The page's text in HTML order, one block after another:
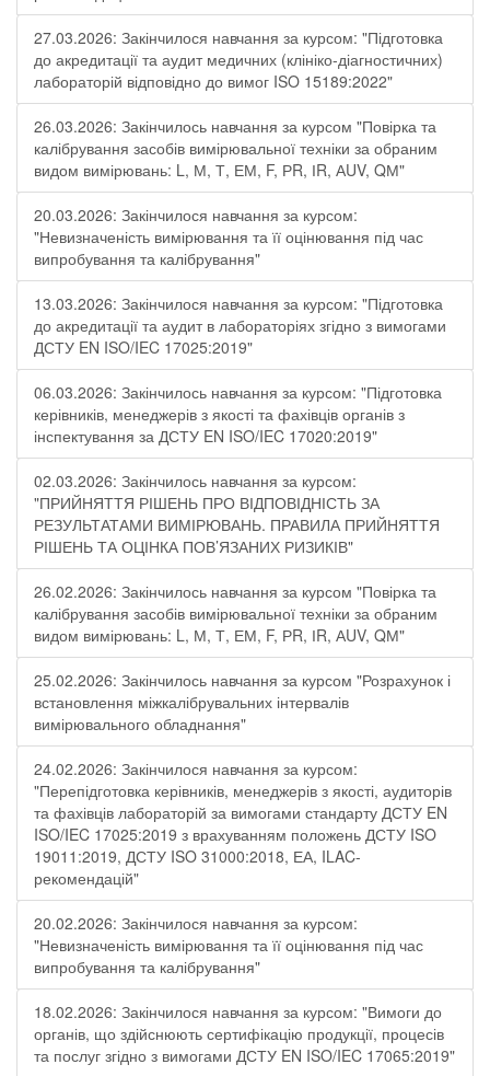
27.03.2026: Закінчилося навчання за курсом: "Підготовка
до акредитації та аудит медичних (клініко-діагностичних)
лабораторій відповідно до вимог ISO 15189:2022"
26.03.2026: Закінчилось навчання за курсом "Повірка та
калібрування засобів вимірювальної техніки за обраним
видом вимірювань: L, М, Т, ЕМ, F, РR, ІR, АUV, QМ"
20.03.2026: Закінчилося навчання за курсом:
"Невизначеність вимірювання та її оцінювання під час
випробування та калібрування"
13.03.2026: Закінчилося навчання за курсом: "Підготовка
до акредитації та аудит в лабораторіях згідно з вимогами
ДСТУ EN ISO/IEC 17025:2019"
06.03.2026: Закінчилось навчання за курсом: "Підготовка
керівників, менеджерів з якості та фахівців органів з
інспектування за ДСТУ EN ISO/IEC 17020:2019"
02.03.2026: Закінчилось навчання за курсом:
"ПРИЙНЯТТЯ РІШЕНЬ ПРО ВІДПОВІДНІСТЬ ЗА
РЕЗУЛЬТАТАМИ ВИМІРЮВАНЬ. ПРАВИЛА ПРИЙНЯТТЯ
РІШЕНЬ ТА ОЦІНКА ПОВ’ЯЗАНИХ РИЗИКІВ"
26.02.2026: Закінчилось навчання за курсом "Повірка та
калібрування засобів вимірювальної техніки за обраним
видом вимірювань: L, М, Т, ЕМ, F, РR, ІR, АUV, QМ"
25.02.2026: Закінчилось навчання за курсом "Розрахунок і
встановлення міжкалібрувальних інтервалів
вимірювального обладнання"
24.02.2026: Закінчилося навчання за курсом:
"Перепідготовка керівників, менеджерів з якості, аудиторів
та фахівців лабораторій за вимогами стандарту ДСТУ EN
ISO/IEC 17025:2019 з врахуванням положень ДСТУ ISO
19011:2019, ДСТУ ISO 31000:2018, ЕА, ILAC-
рекомендацій"
20.02.2026: Закінчилося навчання за курсом:
"Невизначеність вимірювання та її оцінювання під час
випробування та калібрування"
18.02.2026: Закінчилося навчання за курсом: "Вимоги до
органів, що здійснюють сертифікацію продукції, процесів
та послуг згідно з вимогами ДСТУ EN ISO/IEC 17065:2019"